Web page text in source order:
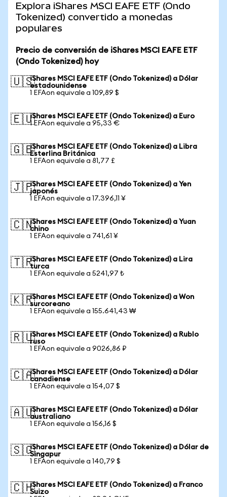
Explora iShares MSCI EAFE ETF (Ondo
Tokenized) convertido a monedas
populares
Precio de conversión de iShares MSCI EAFE ETF
(Ondo Tokenized) hoy
🇺🇸iShares MSCI EAFE ETF (Ondo Tokenized) a Dólar
estadounidense
1 EFAon equivale a 109,89 $
🇪🇺iShares MSCI EAFE ETF (Ondo Tokenized) a Euro
1 EFAon equivale a 95,33 €
🇬🇧iShares MSCI EAFE ETF (Ondo Tokenized) a Libra
Esterlina Británica
1 EFAon equivale a 81,77 £
🇯🇵iShares MSCI EAFE ETF (Ondo Tokenized) a Yen
japonés
1 EFAon equivale a 17.396,11 ¥
🇨🇳iShares MSCI EAFE ETF (Ondo Tokenized) a Yuan
chino
1 EFAon equivale a 741,61 ¥
🇹🇷iShares MSCI EAFE ETF (Ondo Tokenized) a Lira
turca
1 EFAon equivale a 5241,97 ₺
🇰🇷iShares MSCI EAFE ETF (Ondo Tokenized) a Won
surcoreano
1 EFAon equivale a 155.641,43 ₩
🇷🇺iShares MSCI EAFE ETF (Ondo Tokenized) a Rublo
ruso
1 EFAon equivale a 9026,86 ₽
🇨🇦iShares MSCI EAFE ETF (Ondo Tokenized) a Dólar
canadiense
1 EFAon equivale a 154,07 $
🇦🇺iShares MSCI EAFE ETF (Ondo Tokenized) a Dólar
australiano
1 EFAon equivale a 156,16 $
🇸🇬iShares MSCI EAFE ETF (Ondo Tokenized) a Dólar de
Singapur
1 EFAon equivale a 140,79 $
🇨🇭iShares MSCI EAFE ETF (Ondo Tokenized) a Franco
Suizo